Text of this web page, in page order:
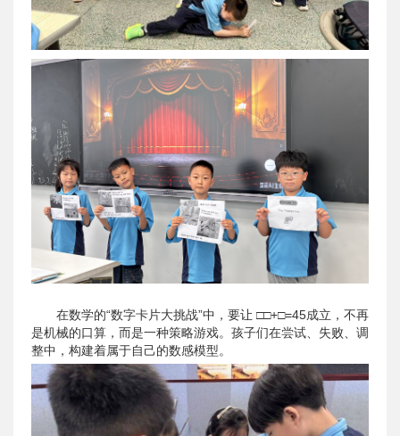
在数学的“数字卡片大挑战”中，要让 □□+□=45成立，不再
是机械的口算，而是一种策略游戏。孩子们在尝试、失败、调
整中，构建着属于自己的数感模型。